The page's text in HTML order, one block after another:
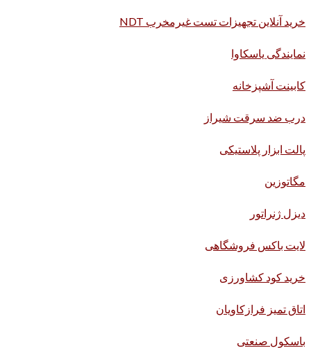
خرید آنلاین تجهیزات تست غیرمخرب NDT
نمایندگی یاسکاوا
کابینت آشپزخانه
درب ضد سرقت شیراز
پالت ابزار پلاستیکی
مگاتوزین
دیزل ژنراتور
لایت باکس فروشگاهی
خرید کود کشاورزی
اتاق تمیز فرازکاویان
باسکول صنعتی